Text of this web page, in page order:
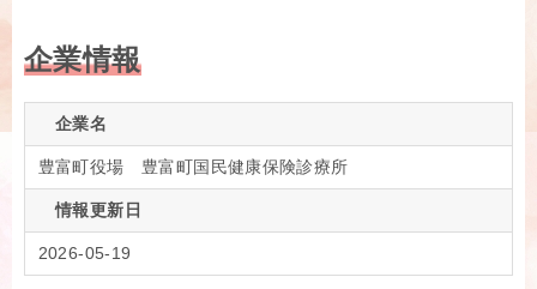
企業情報
企業名
豊富町役場 豊富町国民健康保険診療所
情報更新日
2026-05-19